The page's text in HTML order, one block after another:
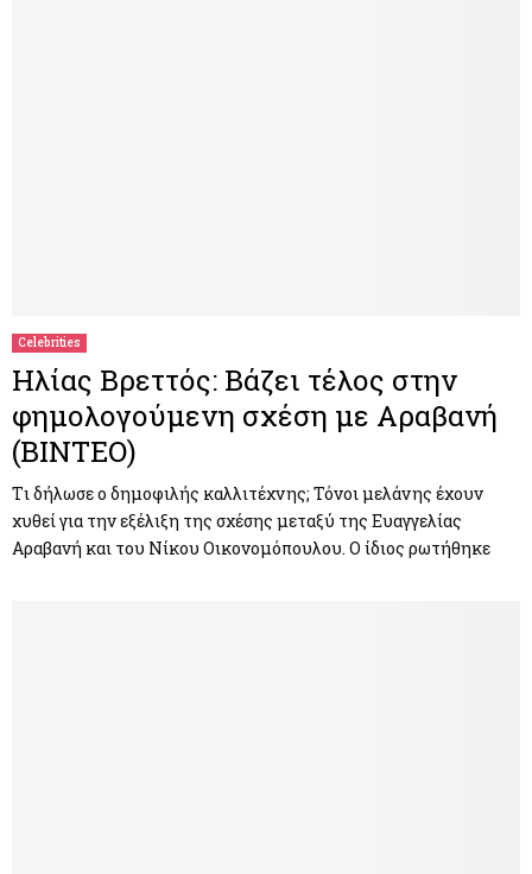
Celebrities
Ηλίας Βρεττός: Βάζει τέλος στην
φημολογούμενη σχέση με Αραβανή
(ΒΙΝΤΕΟ)
Tι δήλωσε ο δημοφιλής καλλιτέχνης; Τόνοι μελάνης έχουν
χυθεί για την εξέλιξη της σχέσης μεταξύ της Ευαγγελίας
Αραβανή και του Νίκου Οικονομόπουλου. Ο ίδιος ρωτήθηκε